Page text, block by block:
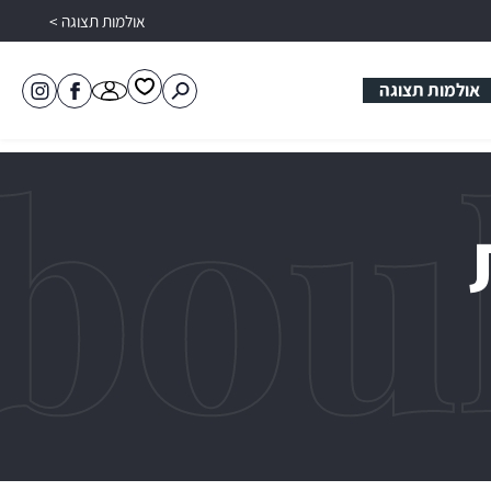
אולמות תצוגה >
טובול
באינסטגרם
לעמוד
של
פתיחת
משתמש
פתיחת
למשתמש
אולמות תצוגה